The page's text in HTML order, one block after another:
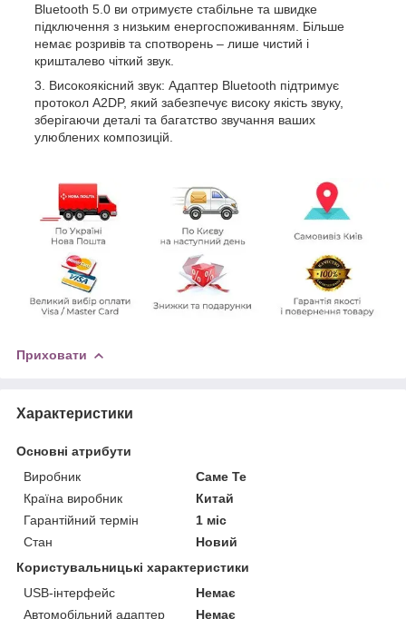
Bluetooth 5.0 ви отримуєте стабільне та швидке
підключення з низьким енергоспоживанням. Більше
немає розривів та спотворень – лише чистий і
кришталево чіткий звук.
Високоякісний звук: Адаптер Bluetooth підтримує
протокол A2DP, який забезпечує високу якість звуку,
зберігаючи деталі та багатство звучання ваших
улюблених композицій.
Приховати
Характеристики
Основні атрибути
Виробник
Саме Те
Країна виробник
Китай
Гарантійний термін
1 міс
Стан
Новий
Користувальницькі характеристики
USB-інтерфейс
Немає
Автомобільний адаптер
Немає